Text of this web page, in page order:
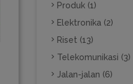
Produk (1)
Elektronika (2)
Riset (13)
Telekomunikasi (3)
Jalan-jalan (6)